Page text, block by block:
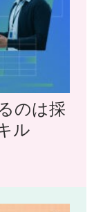
のは採
ル